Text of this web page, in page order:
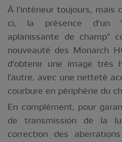
À l'intérieur toujours, mais
ci, la présence d'un
aplanissante de champ"
nouveauté des Monarch
d'obtenir une image très
l'autre, avec une netteté
courbure en périphérie du
En complément, pour
de transmission de la
correction des